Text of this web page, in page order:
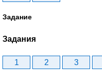
Задание
Задания
1 2 3